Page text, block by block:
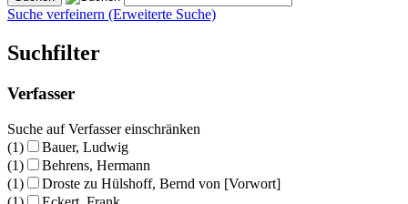
Suche verfeinern (Erweiterte Suche)
Suchfilter
Verfasser
Suche auf Verfasser einschränken
(1)
Bauer, Ludwig
(1)
Behrens, Hermann
(1)
Droste zu Hülshoff, Bernd von [Vorwort]